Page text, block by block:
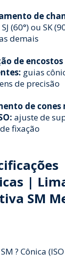
de
(60°) ou SK
demais
de encostos
guias
de precisão
de cones
ajuste de
fixação
|
SM
SM ? Cônica